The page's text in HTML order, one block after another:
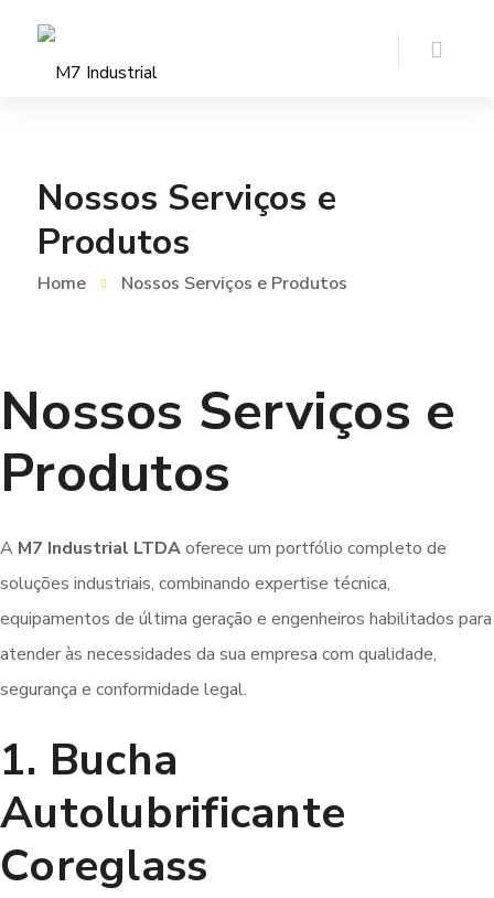
Nossos Serviços e
Produtos
Home Nossos Serviços e Produtos
Nossos Serviços e
Produtos
A M7 Industrial LTDAoferece um portfólio completo de
soluções industriais, combinando expertise técnica,
equipamentos de última geração e engenheiros habilitados para
atender às necessidades da sua empresa com qualidade,
segurança e conformidade legal.
1. Bucha
Autolubrificante
Coreglass